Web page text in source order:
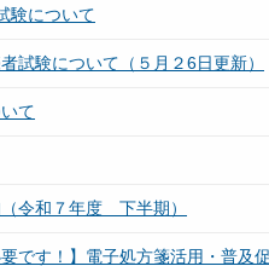
験について
試験について（５月２6日更新）
て
令和７年度 下半期）
です！】電子処方箋活用・普及